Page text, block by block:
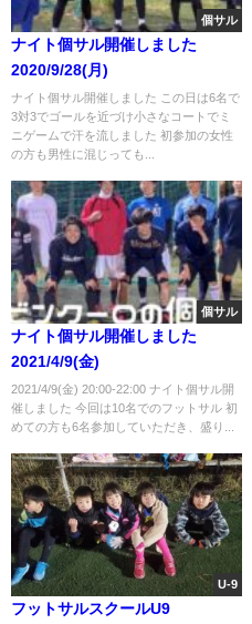
個サル
ナイト個サル開催しました
2020/9/28(月)
ナイト個サル開催しました この日は6名で
3対3でゴールを近づけ小さなコートでミ
ニゲームで汗を流しました 初参加の女性
の方も男性に混じっても...
個サル
ナイト個サル開催しました
2021/4/9(金)
2021/4/9(金) 20:00-22:00 ナイト個サル開
催しました 今回は10名でのフットサル 初
めての方も6名参加していただき、盛り...
U-9
フットサルスクールU9